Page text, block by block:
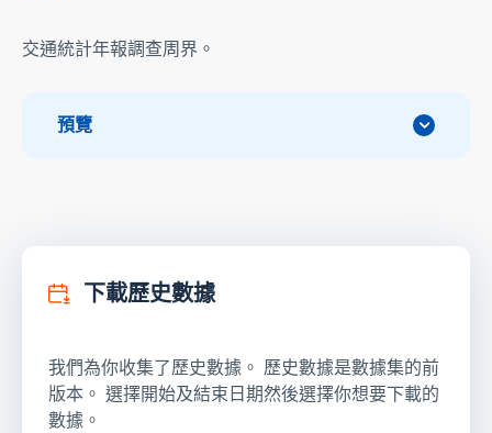
交通統計年報調查周界。
預覽
下載歷史數據
我們為你收集了歷史數據。 歷史數據是數據集的前
版本。 選擇開始及結束日期然後選擇你想要下載的
數據。